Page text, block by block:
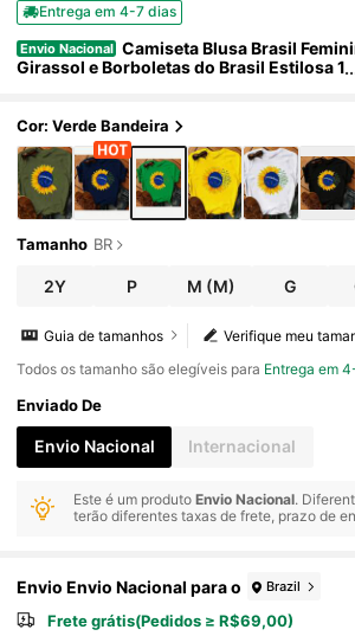
Entrega em 4-7 dias
Envio Nacional Camiseta Blusa Brasil
Girassol e Borboletas do Brasil Estilosa 1
Cor: Verde Bandeira
Tamanho BR
2Y P M (M) G
Verifique meu
Guia de tamanhos
Todos os tamanho são elegíveis para Entrega em
Enviado De
Envio Nacional Internacional
Este é um produtoEnvio Nacional.
terão diferentes taxas de frete, prazo de
Envio Envio Nacional para o Brazil
Frete grátis(Pedidos ≥ R$69,00)